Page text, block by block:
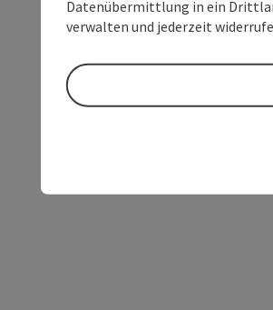
Datenübermittlung in ein
verwalten und jederzeit